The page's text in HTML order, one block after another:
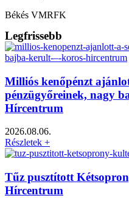
Békés VMRFK
Legfrissebb
Milliós kenőpénzt
pénzügyőreinek, nagy
Hírcentrum
2026.08.06.
Részletek +
Tűz pusztított
Hírcentrum